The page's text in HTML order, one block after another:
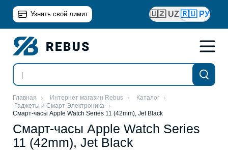
Узнать свой лимит 🇺🇿 UZ🇷🇺 РУ
Главная Интернет магазин Rebus
Каталог
Гаджеты и Смарт Электроника
Смарт-часы Apple Watch Series 11 (42mm), Jet Black
Смарт-часы Apple Watch Series
11 (42mm), Jet Black